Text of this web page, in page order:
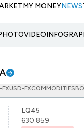
MY MONEYNEWS
VIDEO
USD-FXCOMMODITIES
LQ45
630.859